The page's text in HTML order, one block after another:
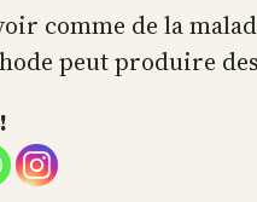
comme de la
peut produire